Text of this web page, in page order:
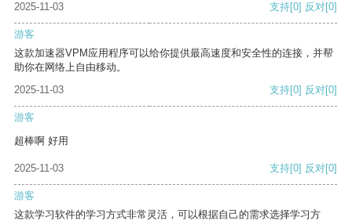
2025-11-03 支持[0] 反对[0]
游客
这款加速器VPM应用程序可以给你提供最高速度和安全性的连接，并帮
助你在网络上自由移动。
2025-11-03
支持[0] 反对[0]
游客
超棒啊 好用
2025-11-03 支持[0] 反对[0]
游客
这款学习软件的学习方式非常灵活，可以根据自己的需求选择学习方